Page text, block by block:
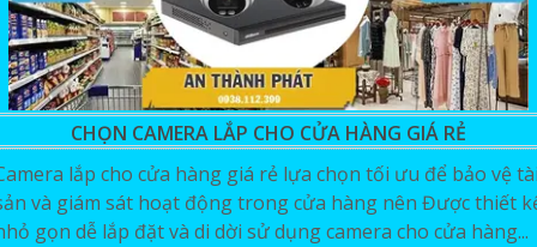
CHỌN CAMERA LẮP CHO CỬA HÀNG GIÁ RẺ
lắp cho cửa hàng giá rẻ lựa chọn tối ưu để bảo vệ
và giám sát hoạt động trong cửa hàng nên Được thiết
gọn dễ lắp đặt và di dời sử dụng camera cho cửa hàng...